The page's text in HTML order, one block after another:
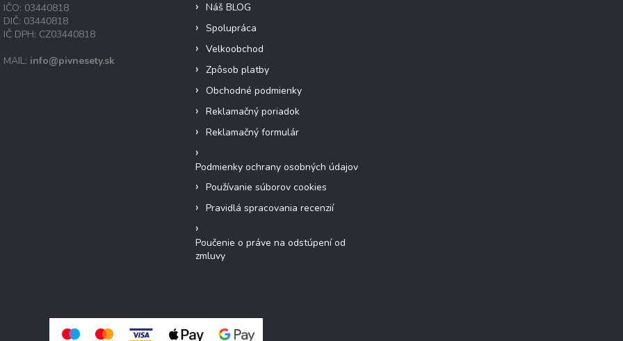
IČO: 03440818
DIČ: 03440818
IČ DPH: CZ03440818
MAIL: info@pivnesety.sk
Náš BLOG
Spolupráca
Velkoobchod
Zpôsob platby
Obchodné podmienky
Reklamačný poriadok
Reklamačný formulár
Podmienky ochrany osobných údajov
Používanie súborov cookies
Pravidlá spracovania recenzií
Poučenie o práve na odstúpení od
zmluvy